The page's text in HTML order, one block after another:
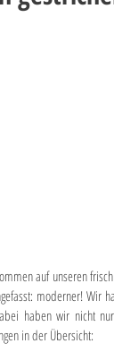
auf unseren
moderner! Wir
haben wir nicht
in der Übersicht: